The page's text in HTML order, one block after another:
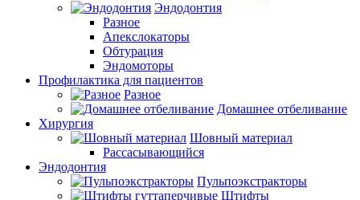
Эндодонтия
Разное
Апекслокаторы
Обтурация
Эндомоторы
Профилактика для пациентов
Разное
Домашнее отбеливание
Хирургия
Шовный материал
Рассасывающийся
Эндодонтия
Пульпоэкстракторы
Штифты